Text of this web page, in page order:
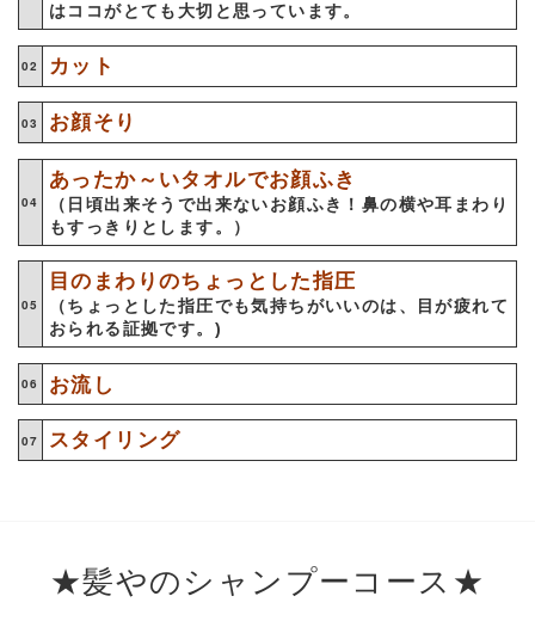
はココがとても大切と思っています。
カット
お顔そり
あったか～いタオルでお顔ふき
（日頃出来そうで出来ないお顔ふき！鼻の横や耳まわり
もすっきりとします。）
目のまわりのちょっとした指圧
（ちょっとした指圧でも気持ちがいいのは、目が疲れて
おられる証拠です。 )
お流し
スタイリング
★髪やのシャンプーコース★